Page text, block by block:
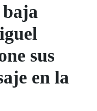
sus
en la